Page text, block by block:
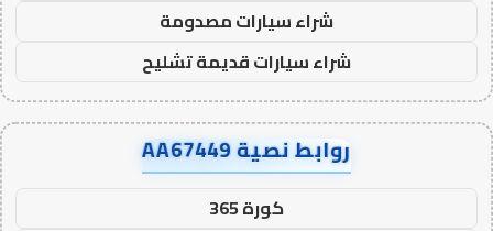
شراء سيارات مصدومة
شراء سيارات قديمة تشليح
روابط نصية AA67449
كورة 365